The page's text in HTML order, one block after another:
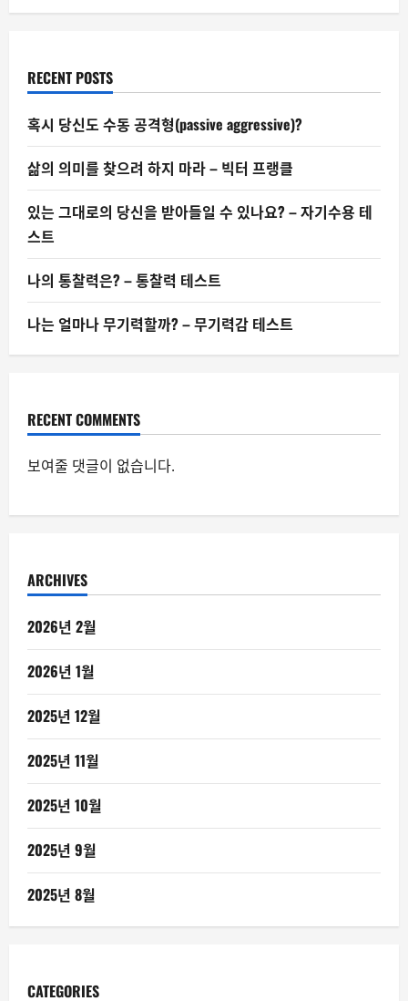
–
과
학
을
도
할
때
RECENT POSTS
혹시 당신도 수동 공격형(passive aggressive)?
삶의 의미를 찾으려 하지 마라 – 빅터 프랭클
있는 그대로의 당신을 받아들일 수 있나요? – 자기수용 테
스트
나의 통찰력은? – 통찰력 테스트
나는 얼마나 무기력할까? – 무기력감 테스트
RECENT COMMENTS
보여줄 댓글이 없습니다.
ARCHIVES
2026년 2월
2026년 1월
2025년 12월
2025년 11월
2025년 10월
2025년 9월
2025년 8월
CATEGORIES